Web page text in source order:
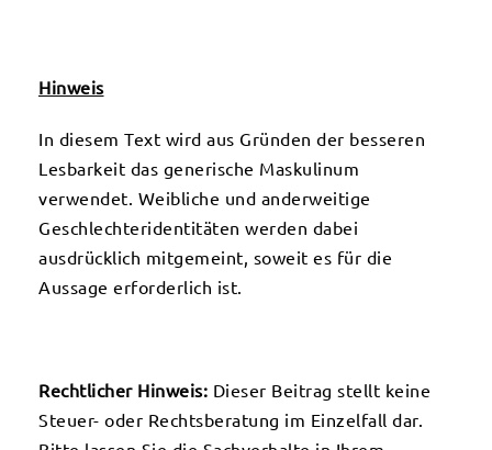
Hinweis
In diesem Text wird aus Gründen der besseren
Lesbarkeit das generische Maskulinum
verwendet. Weibliche und anderweitige
Geschlechteridentitäten werden dabei
ausdrücklich mitgemeint, soweit es für die
Aussage erforderlich ist.
Rechtlicher Hinweis: Dieser Beitrag stellt keine
Steuer- oder Rechtsberatung im Einzelfall dar.